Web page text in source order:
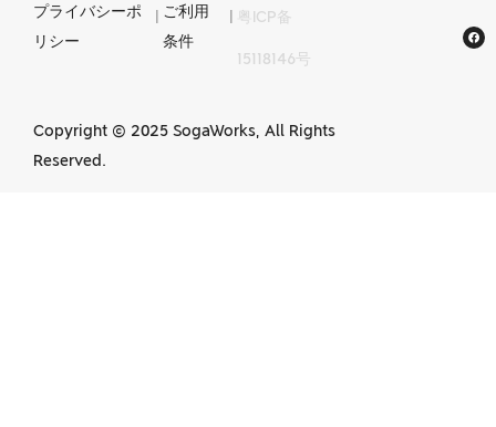
プライバシーポ
リシー
ご利用
条件
粤ICP备
15118146号
Copyright © 2025 SogaWorks, All Rights
Reserved.